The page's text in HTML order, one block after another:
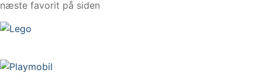
næste favorit på siden